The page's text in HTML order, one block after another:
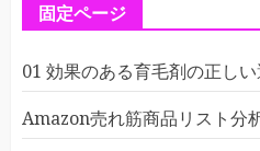
固定ページ
01 効果のある育毛剤の正し
Amazon売れ筋商品リスト分